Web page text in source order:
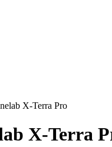
X-Terra Pro
X-Terra